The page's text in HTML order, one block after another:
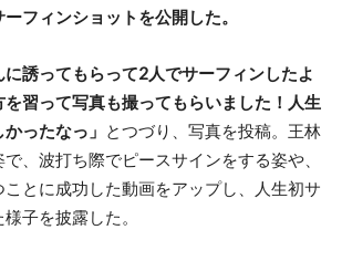
フィンショットを公開した。
に誘ってもらって2人でサーフィンしたよ
習って写真も撮ってもらいました！人生
ったなっ」 とつづり、写真を投稿。王林
、波打ち際でピースサインをする姿や、
とに成功した動画をアップし、人生初サ
子を披露した。